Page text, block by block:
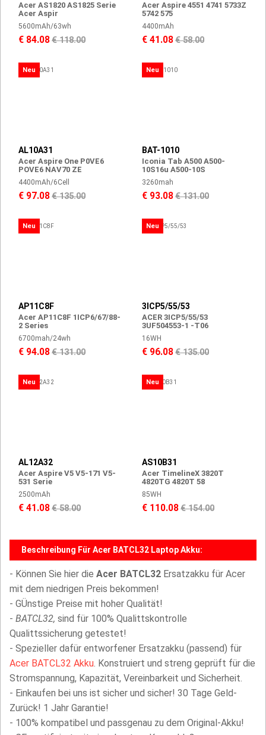
Acer AS1820 AS1825 Serie
Acer Aspir
5600mAh/63wh
€ 84.08€ 118.00
Acer Aspire 4551 4741 5733Z
5742 575
4400mAh
€ 41.08€ 58.00
Neu
AL10A31
Acer Aspire One P0VE6
POVE6 NAV70 ZE
4400mAh/6Cell
€ 97.08€ 135.00
Neu
BAT-1010
Iconia Tab A500 A500-
10S16u A500-10S
3260mah
€ 93.08€ 131.00
Neu
AP11C8F
Acer AP11C8F 1ICP6/67/88-
2 Series
6700mah/24wh
€ 94.08€ 131.00
Neu
3ICP5/55/53
ACER 3ICP5/55/53
3UF504553-1 -T06
16WH
€ 96.08€ 135.00
Neu
AL12A32
Acer Aspire V5 V5-171 V5-
531 Serie
2500mAh
€ 41.08€ 58.00
Neu
AS10B31
Acer TimelineX 3820T
4820TG 4820T 58
85WH
€ 110.08€ 154.00
Beschreibung Für Acer BATCL32 Laptop Akku:
- Können Sie hier die Acer BATCL32 Ersatzakku für Acer
mit dem niedrigen Preis bekommen!
- GÜnstige Preise mit hoher Qualität!
- BATCL32, sind für 100% Qualittskontrolle
Qualittssicherung getestet!
- Spezieller dafür entworfener Ersatzakku (passend) für
Acer BATCL32 Akku. Konstruiert und streng geprüft für die
Stromspannung, Kapazität, Vereinbarkeit und Sicherheit.
- Einkaufen bei uns ist sicher und sicher! 30 Tage Geld-
Zurück! 1 Jahr Garantie!
- 100% kompatibel und passgenau zu dem Original-Akku!